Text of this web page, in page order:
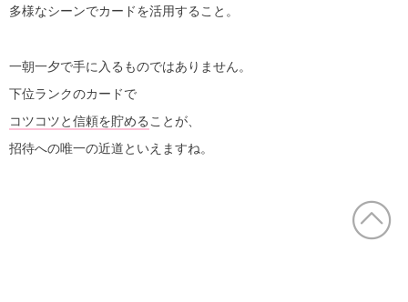
多様なシーンでカードを活用すること。
一朝一夕で手に入るものではありません。
下位ランクのカードで
コツコツと信頼を貯める ことが、
招待への唯一の近道といえますね。